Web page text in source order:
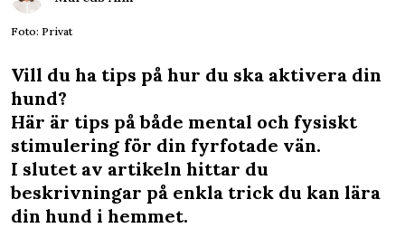
Foto: Privat
Vill du ha tips på hur du ska aktivera din
hund?
Här är tips på både mental och fysiskt
stimulering för din fyrfotade vän.
I slutet av artikeln hittar du
beskrivningar på enkla trick du kan lära
din hund i hemmet.